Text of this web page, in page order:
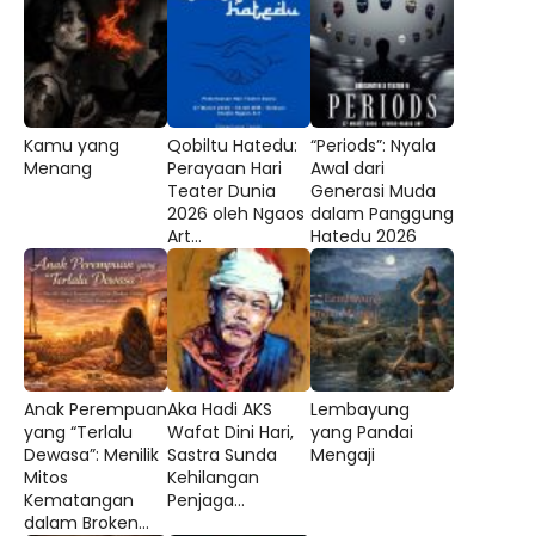
Kamu yang
Menang
Qobiltu Hatedu:
Perayaan Hari
Teater Dunia
2026 oleh Ngaos
Art...
“Periods”: Nyala
Awal dari
Generasi Muda
dalam Panggung
Hatedu 2026
Anak Perempuan
yang “Terlalu
Dewasa”: Menilik
Mitos
Kematangan
dalam Broken...
Aka Hadi AKS
Wafat Dini Hari,
Sastra Sunda
Kehilangan
Penjaga...
Lembayung
yang Pandai
Mengaji